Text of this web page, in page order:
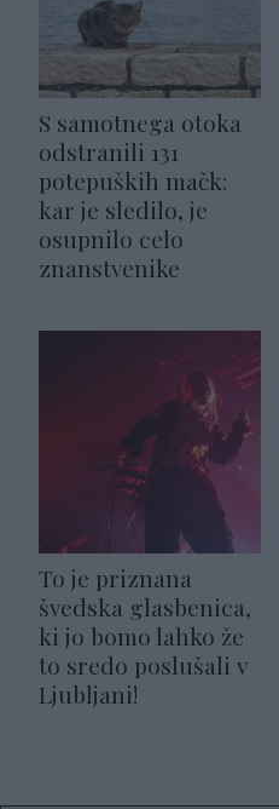
S samotnega otoka
odstranili 131
potepuških mačk:
kar je sledilo, je
osupnilo celo
znanstvenike
To je priznana
švedska glasbenica,
ki jo bomo lahko že
to sredo poslušali v
Ljubljani!